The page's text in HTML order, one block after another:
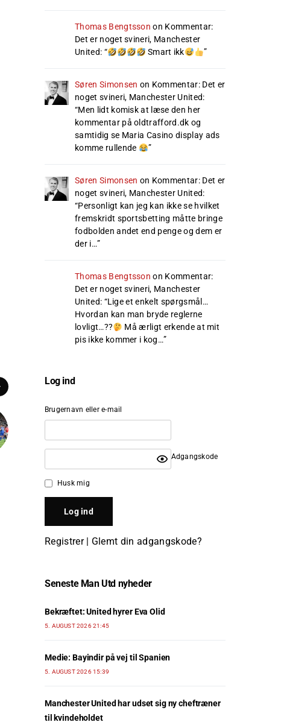
Thomas Bengtsson on Kommentar:
Det er noget svineri, Manchester
United: “ Smart ikk ”
Søren Simonsen on Kommentar: Det er
noget svineri, Manchester United:
“Men lidt komisk at læse den her
kommentar på oldtrafford.dk og
samtidig se Maria Casino display ads
komme rullende
”
Søren Simonsen on Kommentar: Det er
noget svineri, Manchester United:
“Personligt kan jeg kan ikke se hvilket
fremskridt sportsbetting måtte bringe
fodbolden andet end penge og dem er
der i…”
Thomas Bengtsson on Kommentar:
Det er noget svineri, Manchester
United: “Lige et enkelt spørgsmål…
Hvordan kan man bryde reglerne
lovligt…??
Må ærligt erkende at mit
pis ikke kommer i kog…”
Log ind
Brugernavn eller e-mail
Adgangskode
Husk mig
Registrer| Glemt din adgangskode?
Seneste Man Utd nyheder
Bekræftet: United hyrer Eva Olid
5. AUGUST 2026 21:45
Medie: Bayindir på vej til Spanien
5. AUGUST 2026 15:39
Manchester United har udset sig ny cheftræner
til kvindeholdet